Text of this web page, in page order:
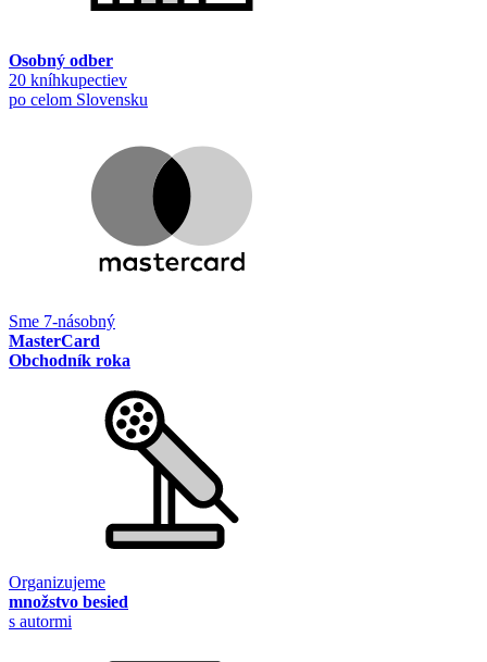
Osobný odber
20 kníhkupectiev
po celom Slovensku
Sme 7-násobný
MasterCard
Obchodník roka
Organizujeme
množstvo besied
s autormi